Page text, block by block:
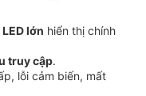
lớn hiển thị chính
truy cập.
lỗi cảm biến, mất